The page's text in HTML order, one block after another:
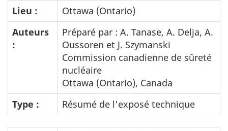
Lieu :
Ottawa (Ontario)
Auteurs
:
Préparé par : A. Tanase, A. Delja, A.
Oussoren et J. Szymanski
Commission canadienne de sûreté
nucléaire
Ottawa (Ontario), Canada
Type :
Résumé de l'exposé technique